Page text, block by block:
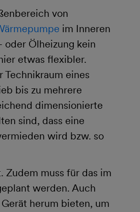
von
im Inneren
oder Ölheizung kein
etwas flexibler.
eines
bis zu mehrere
dimensionierte
sind, dass eine
wird bzw. so
muss für das im
werden. Auch
herum bieten, um